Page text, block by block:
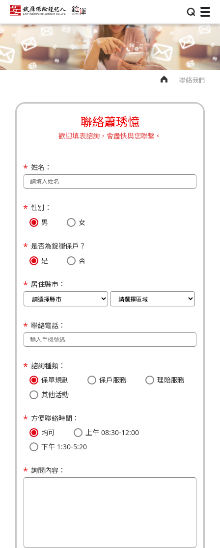
⌕
聯絡我們
聯絡蕭琇憶
歡迎填表諮詢，會盡快與您聯繫。
姓名：
性別：
男
女
是否為錠嵂保戶？
是
否
居住縣市：
聯絡電話：
諮詢種類：
保單規劃
保戶服務
理賠服務
其他活動
方便聯絡時間：
均可
上午 08:30-12:00
下午 1:30-5:20
詢問內容：